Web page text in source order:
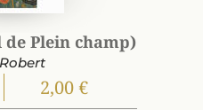
Plein champ)
2,00 €